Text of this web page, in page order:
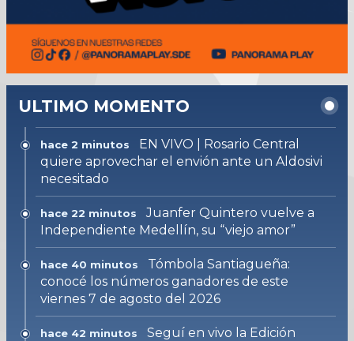
ULTIMO MOMENTO
hace 2 minutos
EN VIVO | Rosario Central
quiere aprovechar el envión ante un Aldosivi
necesitado
hace 22 minutos
Juanfer Quintero vuelve a
Independiente Medellín, su “viejo amor”
hace 40 minutos
Tómbola Santiagueña:
conocé los números ganadores de este
viernes 7 de agosto del 2026
hace 42 minutos
Seguí en vivo la Edición